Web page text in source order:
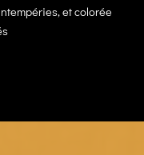
et colorée